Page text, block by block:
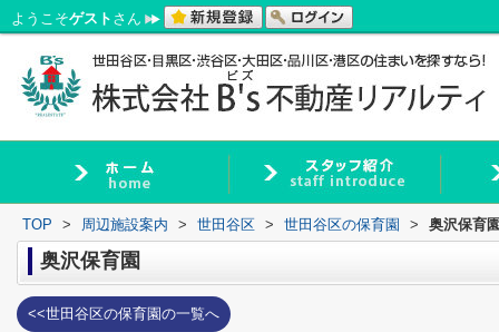
ようこそゲスト さん
TOP > 周辺施設案内 > 世田谷区 > 世田谷区の保育園 > 奥沢保育
奥沢保育園
<<世田谷区の保育園の一覧へ